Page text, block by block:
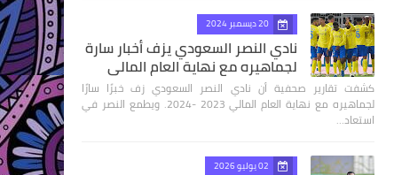
20 ديسمبر 2024
نادي النصر السعودي يزف أخبار سارة
لجماهيره مع نهاية العام المالي
كشفت تقارير صحفية أن نادي النصر السعودي زف خبرًا سارًا
لجماهيره مع نهاية العام المالي 2023 -2024. ويطمع النصر في
استعاد…
02 يوليو 2026